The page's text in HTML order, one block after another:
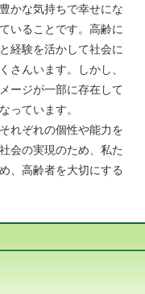
かな気持ちで幸せにな
いることです。高齢に
経験を活かして社会に
さんいます。しかし、
ージが一部に存在して
っています。
れぞれの個性や能力を
会の実現のため、私た
、高齢者を大切にする